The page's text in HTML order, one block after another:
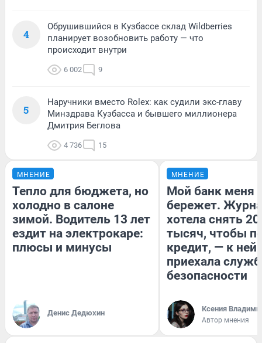
4
Обрушившийся в Кузбассе склад Wildberries
планирует возобновить работу — что
происходит внутри
6 002 9
5
Наручники вместо Rolex: как судили экс-главу
Минздрава Кузбасса и бывшего миллионера
Дмитрия Беглова
4 736 15
МНЕНИЕ
Тепло для бюджета, но
холодно в салоне
зимой. Водитель 13 лет
ездит на электрокаре:
плюсы и минусы
Денис Дедюхин
МНЕНИЕ
Мой банк меня
бережет.
хотела снять
тысяч, чтобы
кредит, — к
приехала
безопасности
Ксения
Автор мнения